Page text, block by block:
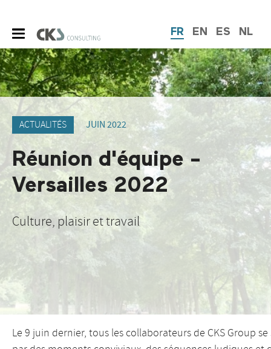
FR EN ES NL
ACTUALITÉS JUIN 2022
Réunion d'équipe -
Versailles 2022
Culture, plaisir et travail
Le 9 juin dernier, tous les collaborateurs de CKS Group